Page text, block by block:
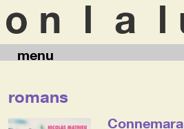
menu
romans
Connemara